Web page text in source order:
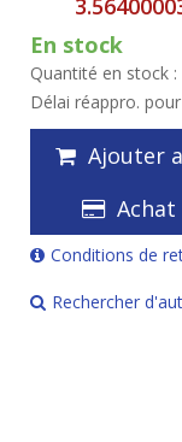
En stock
Quantité en stock :
Délai réappro.
Ajouter
Conditions de
Rechercher